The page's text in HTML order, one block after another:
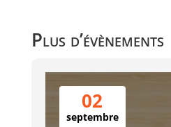
Plus d’évènements
02
septembre